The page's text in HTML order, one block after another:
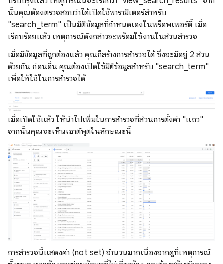
นั้นคุณต้องตรวจสอบว่าได้เปิดใช้พารามิเตอร์สําหรับ
"search_term" เป็นมิติข้อมูลที่กําหนดเองในพร็อพเพอร์ตี้ เมื่อ
เรียบร้อยแล้ว เหตุการณ์ดังกล่าวจะพร้อมใช้งานในส่วนสํารวจ
เมื่อมีข้อมูลที่ถูกต้องแล้ว คุณก็สร้างการสํารวจได้ ซึ่งจะมีอยู่ 2 ส่วน
ด้วยกัน ก่อนอื่น คุณต้องเปิดใช้มิติข้อมูลสําหรับ "search_term"
เพื่อให้ใช้ในการสํารวจได้
เมื่อเปิดใช้แล้ว ให้นำไปเพิ่มในการสํารวจที่ส่วนการตั้งค่า "แถว"
จากนั้นคุณจะเห็นเอาต์พุตในลักษณะนี้
การสํารวจนี้แสดงค่า (not set) จํานวนมากเนื่องจากดูที่เหตุการณ์